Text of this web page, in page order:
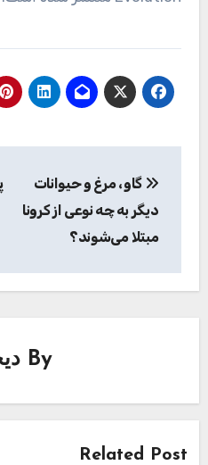
نوشته
گاو، مرغ و حیوانات
دیگر به چه نوعی از کرونا
مبتلا می‌شوند؟
By
Related Post